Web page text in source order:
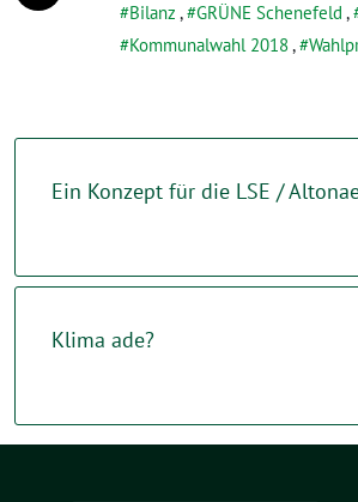
Bilanz , GRÜNE Schenefeld ,
Kommunalwahl 2018 ,
Ein Konzept für die LSE /
Klima ade?